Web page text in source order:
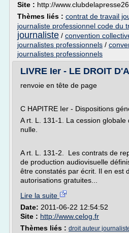
Site : http://
Thèmes liés : contrat de travail
journaliste professionnel code du
journaliste / convention
journalistes professionnels /
journalistes professionnels
LIVRE Ier - LE DROIT
renvoie en tête de page
C HAPITRE Ier - Dispositions
A rt. L. 131-1. La cession
nulle.
A rt. L. 131-2. Les contrats de
de production audiovisuelle
être constatés par écrit. Il en est
autorisations gratuites...
Lire la suite
Date: 2011-06-22 12:54:52
Site : http://www.celog.fr
Thèmes liés : droit auteur